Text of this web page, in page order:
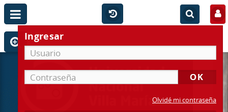
Ingresar
Olvidé mi contraseña